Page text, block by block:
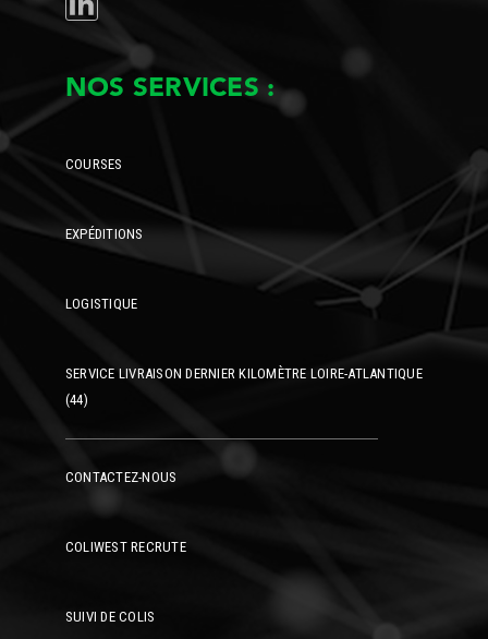
NOS SERVICES :
COURSES
EXPÉDITIONS
LOGISTIQUE
SERVICE LIVRAISON DERNIER KILOMÈTRE LOIRE-ATLANTIQUE
(44)
CONTACTEZ-NOUS
COLIWEST RECRUTE
SUIVI DE COLIS